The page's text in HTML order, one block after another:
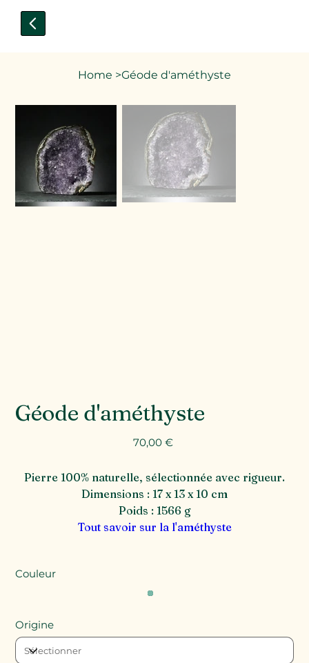
Home >Géode d'améthyste
Géode d'améthyste
Prix
70,00 €
Pierre 100% naturelle, sélectionnée avec rigueur.
Dimensions : 17 x 13 x 10 cm
Poids : 1566 g
Tout savoir sur la l'améthyste
Couleur
Origine